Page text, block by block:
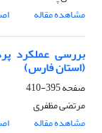
مشاهده مقاله
بررسی عملکرد
(استان فارس)
صفحه395-410
مرتضی مظفری
مشاهده مقاله